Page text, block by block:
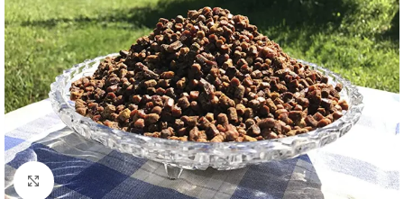
Click to enlarge